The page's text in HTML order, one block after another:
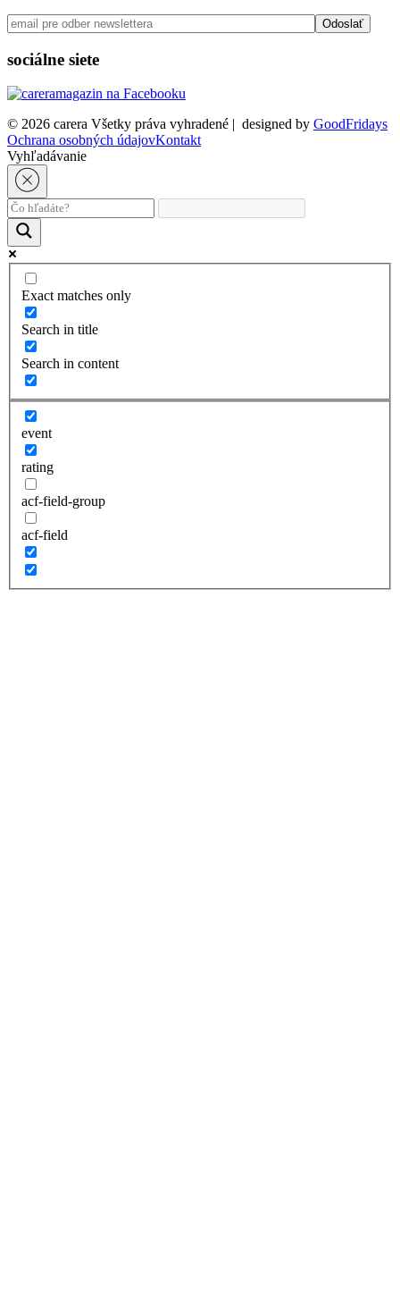
sociálne siete
© 2026 carera Všetky práva vyhradené | designed by GoodFridays
Ochrana osobných údajovKontakt
Vyhľadávanie
Exact matches only
Search in title
Search in content
event
rating
acf-field-group
acf-field